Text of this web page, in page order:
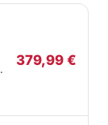
379,99 €